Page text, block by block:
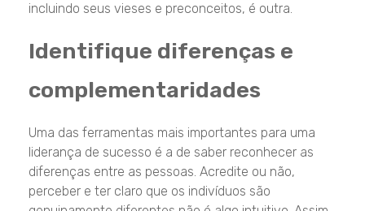
incluindo seus vieses e preconceitos, é outra.
Identifique diferenças e
complementaridades
Uma das ferramentas mais importantes para uma
liderança de sucesso é a de saber reconhecer as
diferenças entre as pessoas. Acredite ou não,
perceber e ter claro que os indivíduos são